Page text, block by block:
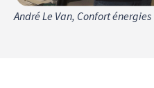
André Le Van, Confort énergies